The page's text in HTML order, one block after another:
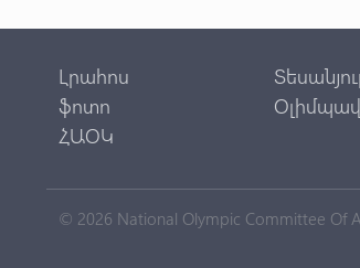
Լրահոս
ֆոտո
ՀԱՕԿ
© 2026 National Olympic Committee Of